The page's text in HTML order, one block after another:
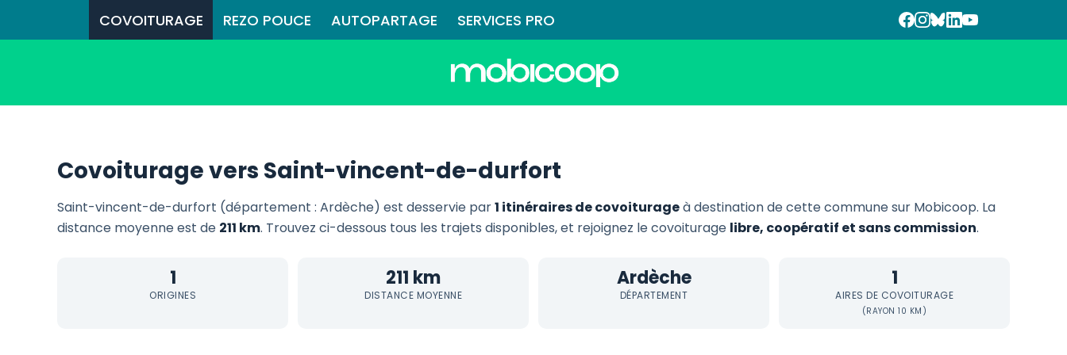
COVOITURAGE REZO POUCE AUTOPARTAGE SERVICES PRO
Covoiturage vers Saint-vincent-de-durfort
Saint-vincent-de-durfort (département : Ardèche) est desservie par1 itinéraires de covoiturageà destination de cette commune sur Mobicoop. La
distance moyenne est de 211 km. Trouvez ci-dessous tous les trajets disponibles, et rejoignez le covoiturage libre, coopératif et sans commission.
1
ORIGINES
211 km
DISTANCE MOYENNE
Ardèche
DÉPARTEMENT
1
AIRES DE COVOITURAGE
(RAYON 10 KM)